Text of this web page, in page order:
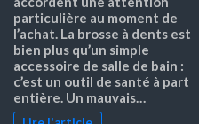
particulière au moment de
l’achat. La brosse à dents est
bien plus qu’un simple
accessoire de salle de bain :
c’est un outil de santé à part
entière. Un mauvais…